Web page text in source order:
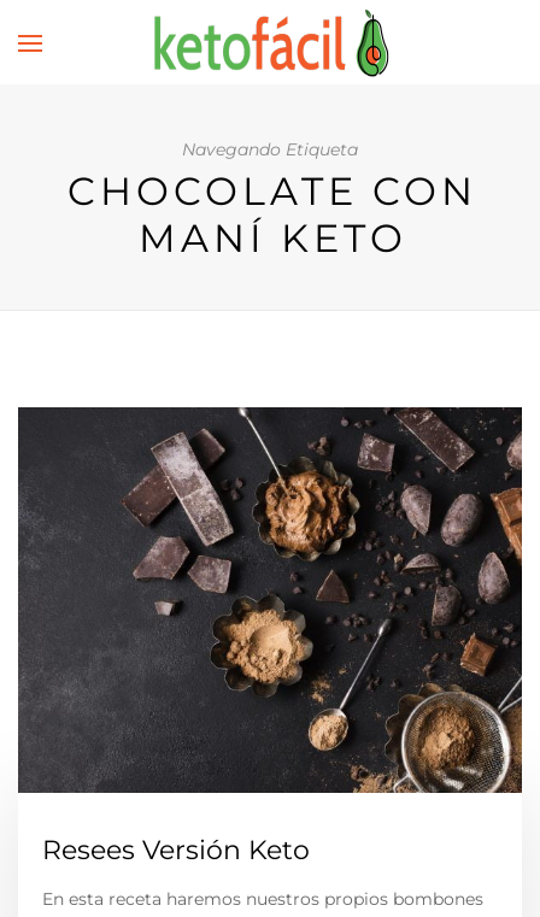
Navegando Etiqueta
CHOCOLATE CON
MANÍ KETO
Resees Versión Keto
En esta receta haremos nuestros propios bombones